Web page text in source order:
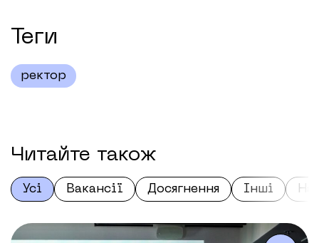
Теги
ректор
Читайте також
Усі Вакансії Досягнення Інші